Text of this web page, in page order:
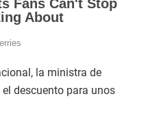
la ministra de
descuento para unos